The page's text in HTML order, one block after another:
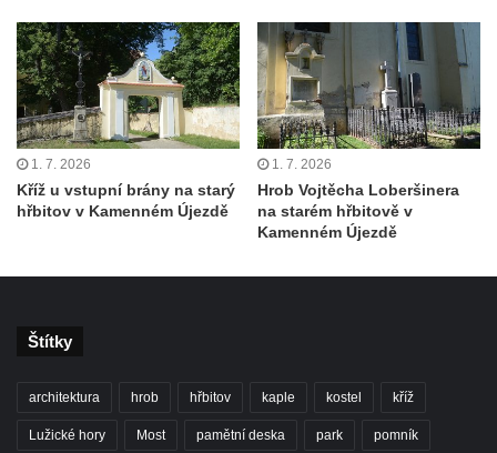
Teplicích nad Metují
Pomník obětem 2. světové války na hřbitově
v Teplicích nad Metují
Hrob Waltera Hilleho na hřbitově ve Vlčí
Hoře
Kenotaf Oskara Ringelhana na hřbitově v
Benešově nad Ploučnicí
1. 7. 2026
Kříž u vstupní brány na starý
hřbitov v Kamenném Újezdě
1. 7. 2026
Hrob Vojtěcha Loberšinera
na starém hřbitově v
Kamenném Újezdě
Štítky
architektura hrob hřbitov kaple kostel kříž
Lužické hory Most pamětní deska park pomník